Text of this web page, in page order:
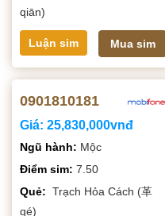
qiān)
Luận sim Mua sim
0901810181
Giá: 25,830,000vnđ
Ngũ hành: Mộc
Điểm sim: 7.50
Quẻ: Trạch Hỏa Cách (革
gé)